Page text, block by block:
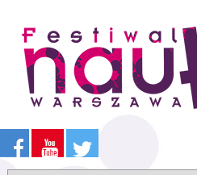
treści